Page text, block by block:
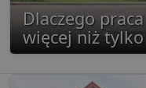
Dlaczego
więcej niż